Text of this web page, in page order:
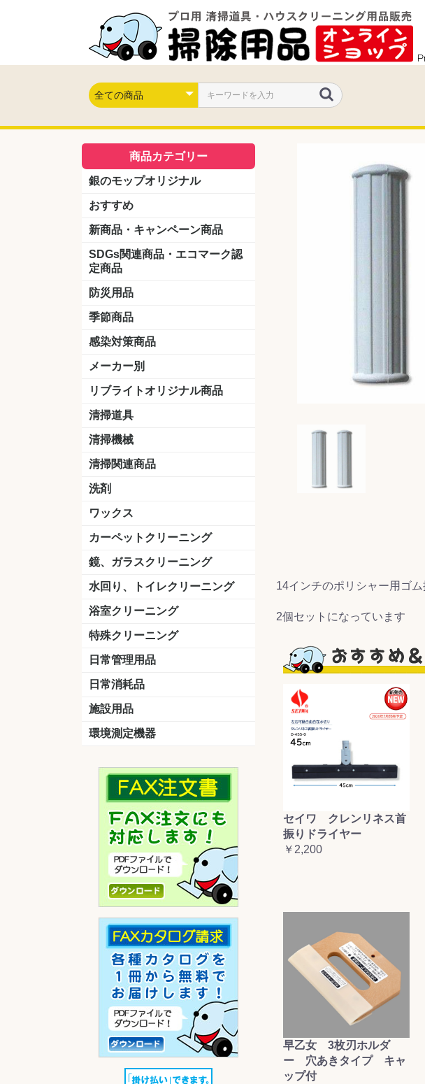
商品カテゴリー
銀のモップオリジナル
おすすめ
新商品・キャンペーン商品
キャンペーン商品
新製品
SDGs関連商品・エコマーク認
定商品
防災用品
季節商品
感染対策商品
おう吐物
除菌洗剤
うがい薬
マスク
手洗い石鹸
手指消毒
手袋
メーカー別
クオリティ
ニイタカ
シーバイエス 樹脂ワックス(一般製品)
ドライメンテナンス用樹
ニュートラ フロアケアシ
天然石材用・テラゾー・
植物油用クリーナー
鉱物油用クリーナー
リンレイ
ペンギンワックス
ドライメンテナンス用樹
横浜油脂工業
ミッケル化学（旧：スイショウ
ユシロ化学
コニシ
つやげん
ダイカ商事
スリーエムジャパン
山崎産業
テラモト
セイワ
エトレー
ラバーメイド
ジャパックス
日本サニパック
ケルヒャー
マキタ
ショーワグローブ
花王
サラヤ
アルボース
コスケム
ミヤキ
紺商
信徳ポミー
リブライトオリジナル商品
LLオレンジクリーナー
LL油脂専用クリーナー
LLワックスモップ
LL-21
マーベラスiL
清掃道具
ほうき
ちりとり
モップ及び関連品 ワンタッチ式モップ
水切りドライヤー
その他アタッチメント
モップ
ハードフロア用ダストモップ
テラモト
その他
清掃機械
掃除機
高圧洗浄機
吸水機
カーペット用マシン
送風機
ポリッシャー
ポリッシャー・自動床洗浄機用
掃除機用紙パック
その他
清掃関連商品
ダストカート
台車
移動式バレット
脚立
モップハンガー
サインボード
光沢計
カーペット汚染度計
洗剤
床用表面洗浄剤
ハクリ剤
厨房用
工場用
石材用
サビ用
木材用
タイル用
外壁用
壁面用
手あか用
病院用
除菌用
ワックス
樹脂ワックス
半樹脂ワックス
フローリング用
病院用ワックス
中性ワックス
石材用
木床用
その他
カーペットクリーニング
洗剤
ブラシ
パット
その他
鏡、ガラスクリーニング
ガラスワイパー
シャンパー(ウオッシャー)
ガラススクイジー
ケレン
ツールホルダー
洗剤 うろこ取り
天井・高所作業
水回り、トイレクリーニング
洗剤
尿石除去剤
水アカ除去剤
排水管つまり除去剤
消臭・防臭剤
道具 ラバーカップ
水アカ除去
浴室クリーニング
洗剤
道具
特殊クリーニング
石材
エアコン
リンス&中和剤&前処理
外壁
その他
日常管理用品
クリーナー
洗濯用洗剤
油汚れ落とし
サビ取り剤
タバコ専用消臭
日常消耗品
トイレットペーパー
ペーパータオル
便座除菌クリーナー
ポリ袋
施設用品
マット・他
ベンチ
灰皿
傘立
くず入れ
環境測定機器
14インチのポリシャー用ゴ
2個セットになっています
セイワ クレンリネス首
振りドライヤー
￥2,200
早乙女 3枚刃ホルダ
ー 穴あきタイプ キャ
ップ付